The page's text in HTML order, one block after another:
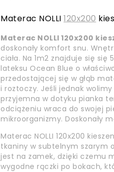
Materac NOLLI 120x200
Materac NOLLI 120x200
doskonały komfort snu.
ciała. Na 1m2 znajduje się
lateksu Ocean Blue o
przedostającej się w głąb
i roztoczy. Jeśli jednak
przyjemna w dotyku pianka
odciążeniu wraca do swojej
mikroorganizmy. Doskonały
Materac NOLLI 120x200
tkaniny w subtelnym szarym
jest na zamek, dzięki czemu
wygodne rączki po bokach,